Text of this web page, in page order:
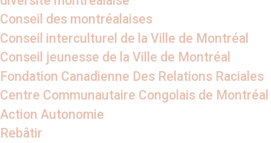
Conseil des montréalaises
Conseil interculturel de la Ville de Montréal
Conseil jeunesse de la Ville de Montréal
Fondation Canadienne Des Relations Raciales
Centre Communautaire Congolais de Montréal
Action Autonomie
Rebâtir